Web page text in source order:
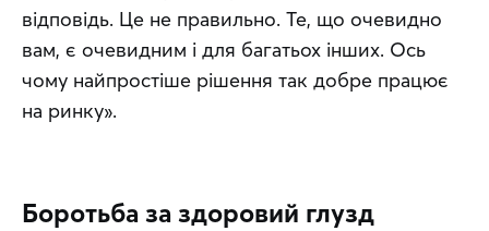
відповідь. Це не правильно. Те, що очевидно
вам, є очевидним і для багатьох інших. Ось
чому найпростіше рішення так добре працює
на ринку».
Боротьба за здоровий глузд